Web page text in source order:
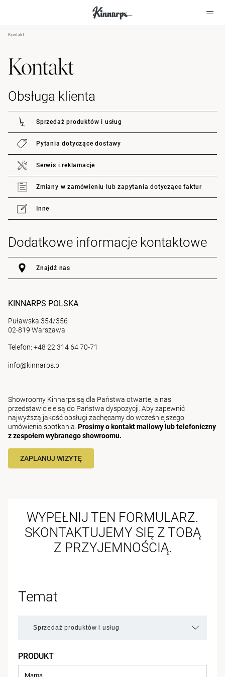
Kontakt
Kontakt
Obsługa klienta
Sprzedaż produktów i usług
Pytania dotyczące dostawy
Serwis i reklamacje
Zmiany w zamówieniu lub zapytania dotyczące faktur
Inne
Dodatkowe informacje kontaktowe
Znajdź nas
KINNARPS POLSKA
Puławska 354/356
02-819 Warszawa
Telefon: +48 22 314 64 70-71
info@kinnarps.pl
Showroomy Kinnarps są dla Państwa otwarte, a nasi
przedstawiciele są do Państwa dyspozycji. Aby zapewnić
najwyższą jakość obsługi zachęcamy do wcześniejszego
umówienia spotkania. Prosimy o kontakt mailowy lub telefoniczny
z zespołem wybranego showroomu.
ZAPLANUJ WIZYTĘ
WYPEŁNIJ TEN FORMULARZ.
SKONTAKTUJEMY SIĘ Z TOBĄ
Z PRZYJEMNOŚCIĄ.
Temat
PRODUKT